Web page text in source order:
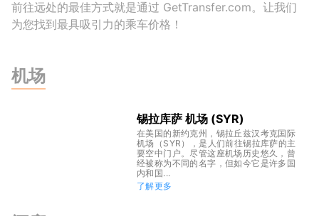
前往远处的最佳方式就是通过 GetTransfer.com。让我们
为您找到最具吸引力的乘车价格！
机场
锡拉库萨 机场 (SYR)
在美国的新约克州，锡拉丘兹汉考克国际
机场（SYR），是人们前往锡拉库萨的主
要空中门户。尽管这座机场历史悠久，曾
经被称为不同的名字，但如今它是许多国
内和国...
了解更多